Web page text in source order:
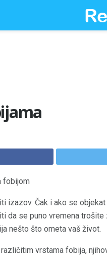
fobijom
izazov. Čak i ako se
da se puno vremena
nešto što ometa vaš život.
vrstama fobija,